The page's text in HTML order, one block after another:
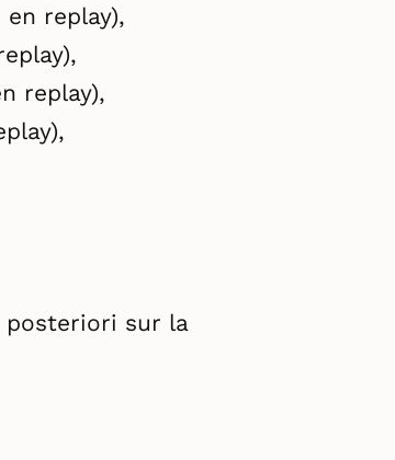
en replay),
),
replay),
),
posteriori sur la